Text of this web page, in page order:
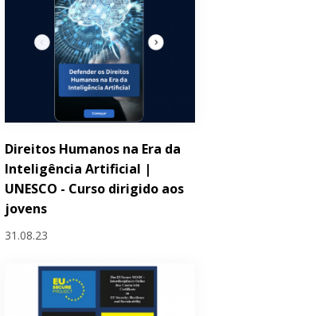
Direitos Humanos na Era da
Inteligência Artificial |
UNESCO - Curso dirigido aos
jovens
31.08.23